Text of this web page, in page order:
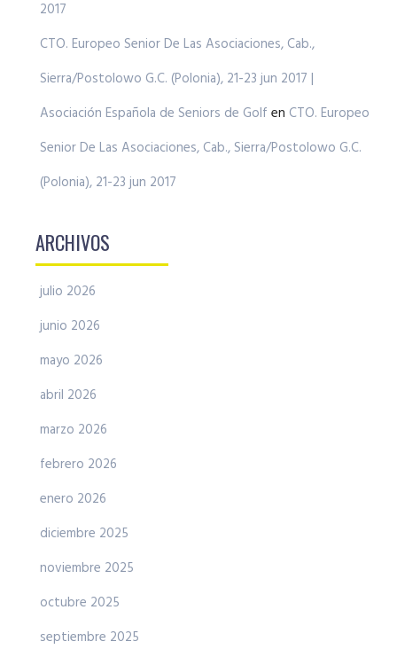
2017
CTO. Europeo Senior De Las Asociaciones, Cab.,
Sierra/Postolowo G.C. (Polonia), 21-23 jun 2017 |
Asociación Española de Seniors de Golf en CTO. Europeo
Senior De Las Asociaciones, Cab., Sierra/Postolowo G.C.
(Polonia), 21-23 jun 2017
ARCHIVOS
julio 2026
junio 2026
mayo 2026
abril 2026
marzo 2026
febrero 2026
enero 2026
diciembre 2025
noviembre 2025
octubre 2025
septiembre 2025